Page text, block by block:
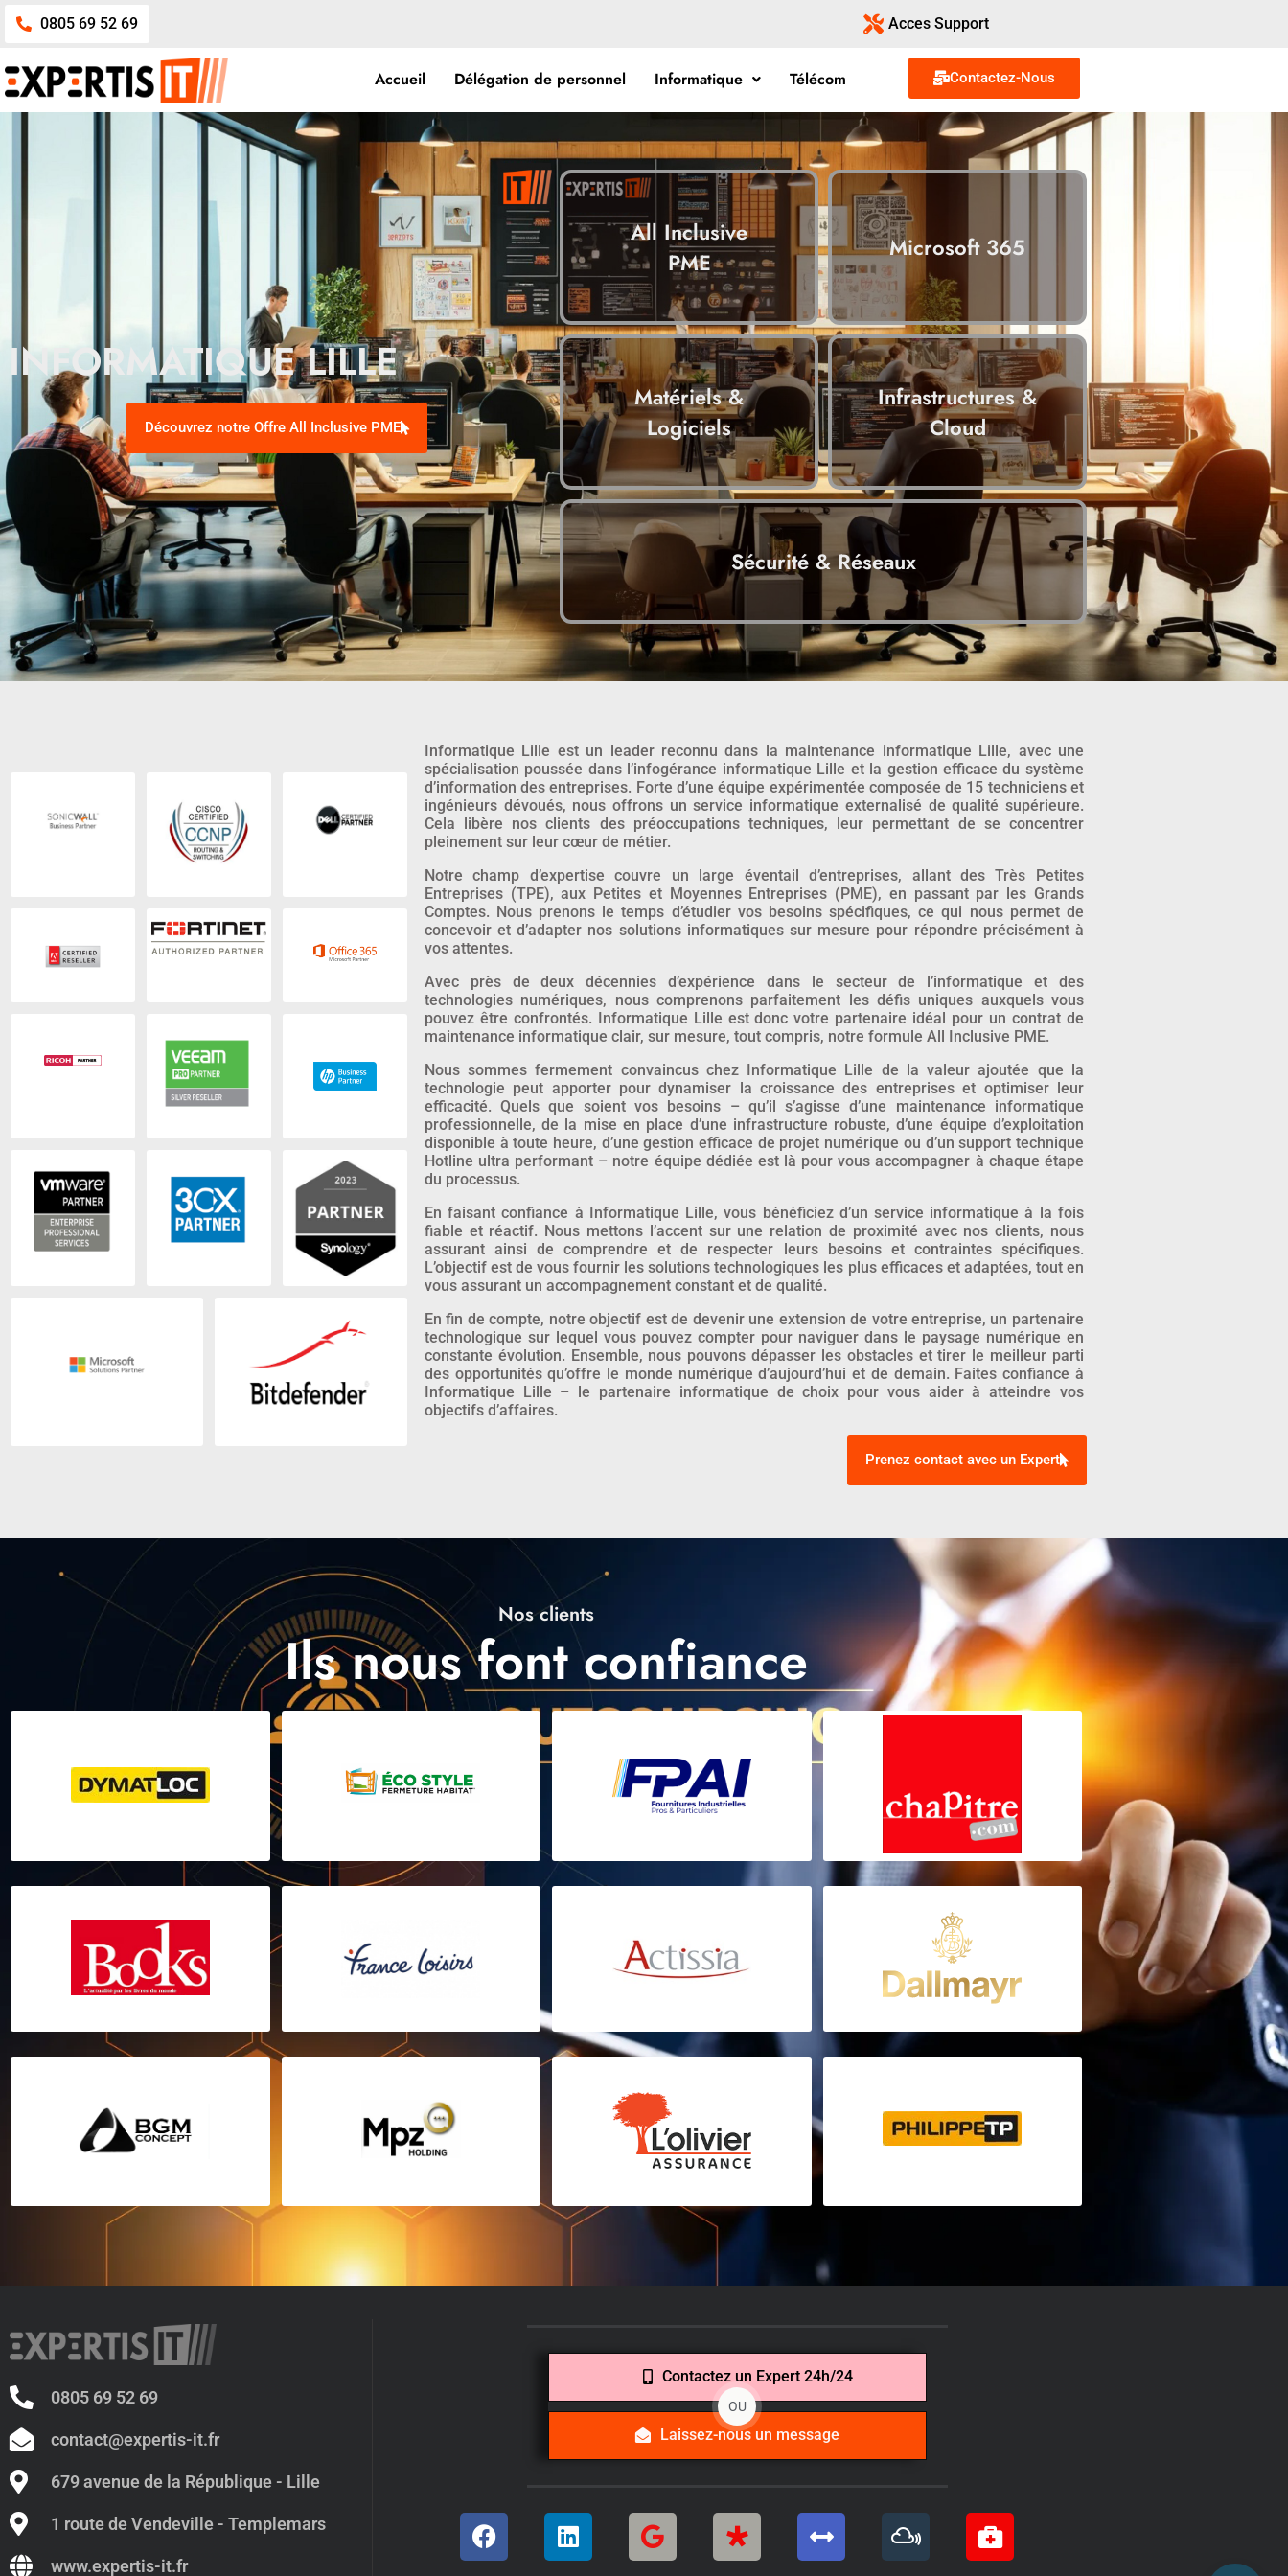
0805 69 52 69 Acces Support
Accueil Délégation de personnel Informatique Télécom Contactez-Nous
INFORMATIQUE LILLE
Découvrez notre Offre All Inclusive PME
All Inclusive
PME
Microsoft 365
Matériels &
Logiciels
Infrastructures &
Cloud
Sécurité & Réseaux
Informatique Lille est un leader reconnu dans la maintenance informatique Lille, avec une
spécialisation poussée dans l’infogérance informatique Lille et la gestion efficace du système
d’information des entreprises. Forte d’une équipe expérimentée composée de 15 techniciens et
ingénieurs dévoués, nous offrons un service informatique externalisé de qualité supérieure.
Cela libère nos clients des préoccupations techniques, leur permettant de se concentrer
pleinement sur leur cœur de métier.
Notre champ d’expertise couvre un large éventail d’entreprises, allant des Très Petites
Entreprises (TPE), aux Petites et Moyennes Entreprises (PME), en passant par les Grands
Comptes. Nous prenons le temps d’étudier vos besoins spécifiques, ce qui nous permet de
concevoir et d’adapter nos solutions informatiques sur mesure pour répondre précisément à
vos attentes.
Avec près de deux décennies d’expérience dans le secteur de l’informatique et des
technologies numériques, nous comprenons parfaitement les défis uniques auxquels vous
pouvez être confrontés. Informatique Lille est donc votre partenaire idéal pour un contrat de
maintenance informatique clair, sur mesure, tout compris, notre formule All Inclusive PME.
Nous sommes fermement convaincus chez Informatique Lille de la valeur ajoutée que la
technologie peut apporter pour dynamiser la croissance des entreprises et optimiser leur
efficacité. Quels que soient vos besoins – qu’il s’agisse d’une maintenance informatique
professionnelle, de la mise en place d’une infrastructure robuste, d’une équipe d’exploitation
disponible à toute heure, d’une gestion efficace de projet numérique ou d’un support technique
Hotline ultra performant – notre équipe dédiée est là pour vous accompagner à chaque étape
du processus.
En faisant confiance à Informatique Lille, vous bénéficiez d’un service informatique à la fois
fiable et réactif. Nous mettons l’accent sur une relation de proximité avec nos clients, nous
assurant ainsi de comprendre et de respecter leurs besoins et contraintes spécifiques.
L’objectif est de vous fournir les solutions technologiques les plus efficaces et adaptées, tout en
vous assurant un accompagnement constant et de qualité.
En fin de compte, notre objectif est de devenir une extension de votre entreprise, un partenaire
technologique sur lequel vous pouvez compter pour naviguer dans le paysage numérique en
constante évolution. Ensemble, nous pouvons dépasser les obstacles et tirer le meilleur parti
des opportunités qu’offre le monde numérique d’aujourd’hui et de demain. Faites confiance à
Informatique Lille – le partenaire informatique de choix pour vous aider à atteindre vos
objectifs d’affaires.
Prenez contact avec un Expert
Nos clients
Ils nous font confiance
0805 69 52 69
contact@expertis-it.fr
679 avenue de la République - Lille
1 route de Vendeville - Templemars
www.expertis-it.fr
Contactez un Expert 24h/24
OU
Laissez-nous un message